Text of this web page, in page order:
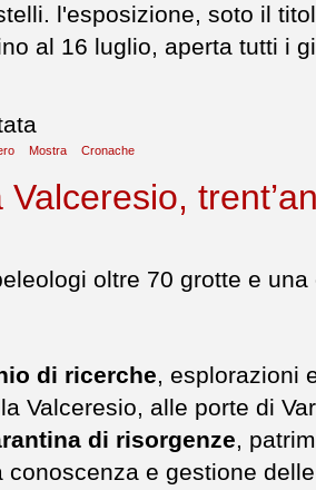
l'esposizione, soto il
al 16 luglio, aperta tutti i
Mostra Cronache
oltre 70 grotte e
di ricerche, esplorazioni
Valceresio, alle porte di
di risorgenze,
conoscenza e gestione